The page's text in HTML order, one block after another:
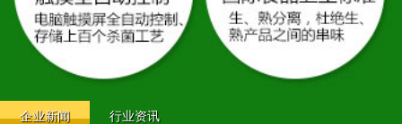
企业新闻
行业资讯